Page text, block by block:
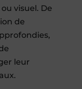
visuel. De
de
leur